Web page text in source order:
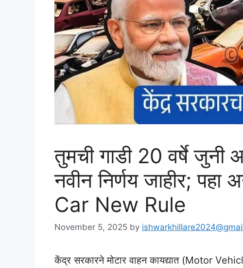
तुमची गाडी 20 वर्षे
नवीन निर्णय जाहीर;
Car New Rule
November 5, 2025 by
केंद्र सरकारने मोटार वाहन कायद्यात (Motor